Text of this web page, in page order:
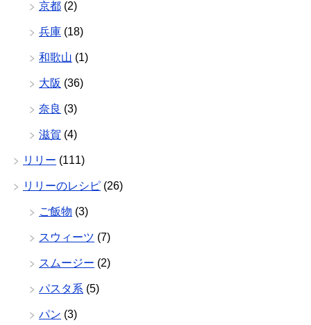
京都 (2)
兵庫 (18)
和歌山 (1)
大阪 (36)
奈良 (3)
滋賀 (4)
リリー (111)
リリーのレシピ (26)
ご飯物 (3)
スウィーツ (7)
スムージー (2)
パスタ系 (5)
パン (3)